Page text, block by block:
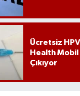
Ücretsiz HPV
Health
Çıkıyor